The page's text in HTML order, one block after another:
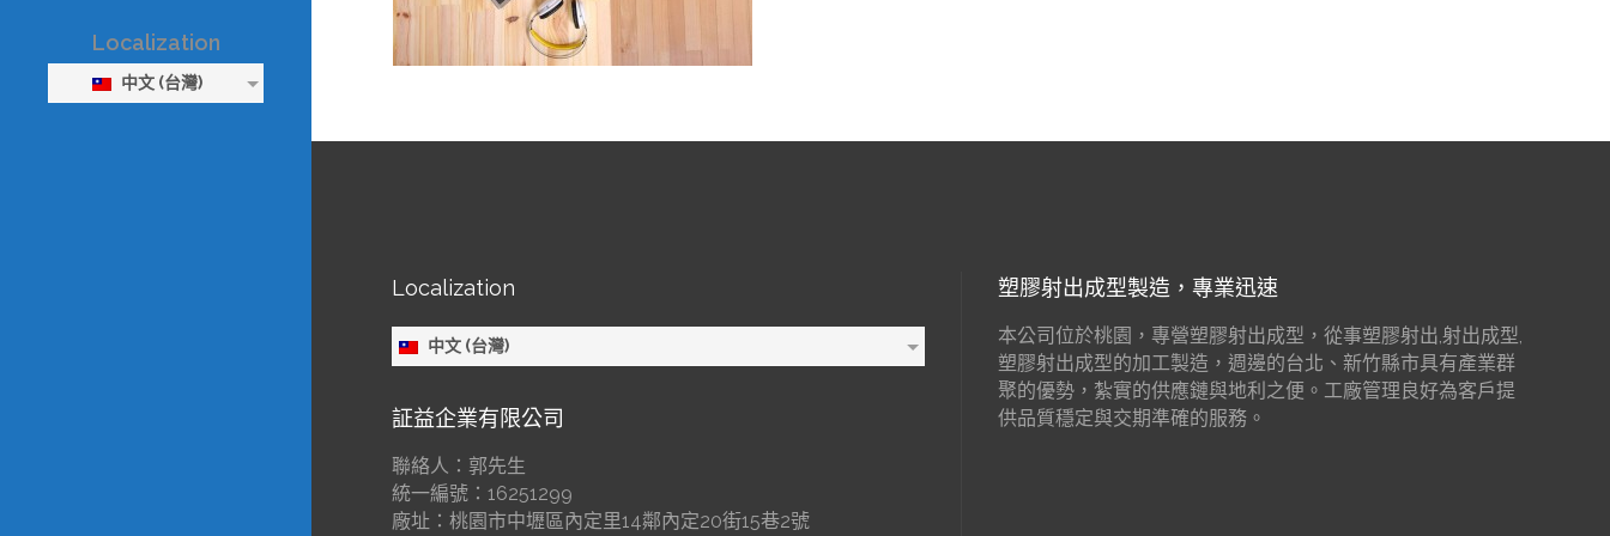
Localization
中文 (台灣)
Localization
中文 (台灣)
証益企業有限公司
聯絡人：郭先生
統一編號：16251299
廠址：桃園市中壢區內定里14鄰內定20街15巷2號
塑膠射出成型製造，專業迅速
本公司位於桃園，專營塑膠射出成型，從事塑膠射出,射出成型,
塑膠射出成型的加工製造，週邊的台北、新竹縣市具有產業群
聚的優勢，紮實的供應鏈與地利之便。工廠管理良好為客戶提
供品質穩定與交期準確的服務。